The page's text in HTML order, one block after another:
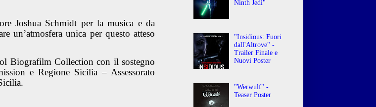
Joshua Schmidt per la musica e da
un’atmosfera unica per questo atteso
Biografilm Collection con il sostegno
e Regione Sicilia – Assessorato
Ninth Jedi"
"Insidious: Fuori
dall'Altrove" -
Trailer Finale e
Nuovi Poster
"Werwulf" -
Teaser Poster